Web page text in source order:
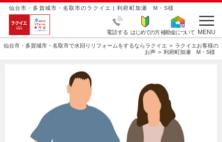
仙台市・多賀城市・名取市のラクイエ | 利府町加瀬 M・S様
電話する はじめての方補助金について MENU
仙台市・多賀城市・名取市で水回りリフォームをするならラクイエ
ラクイエお客様の
お声
利府町加瀬 M・S様